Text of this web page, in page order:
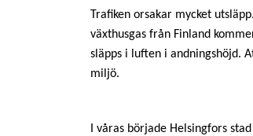
Trafiken orsakar mycket
växthusgas från Finland
släpps i luften i andningshöjd.
miljö.
I våras började Helsingfors